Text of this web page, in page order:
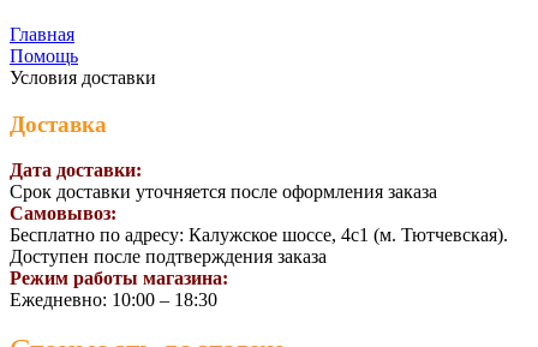
Главная
Помощь
Условия доставки
Доставка
Дата доставки:
Срок доставки уточняется после оформления заказа
Самовывоз:
Бесплатно по адресу: Калужское шоссе, 4с1 (м. Тютчевская).
Доступен после подтверждения заказа
Режим работы магазина:
Ежедневно: 10:00 – 18:30